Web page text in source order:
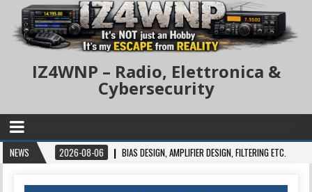
IZ4WNP – Radio, Elettronica &
Cybersecurity
NEWS 2026-08-06 BIAS DESIGN, AMPLIFIER DESIGN, FILTERING ETC.